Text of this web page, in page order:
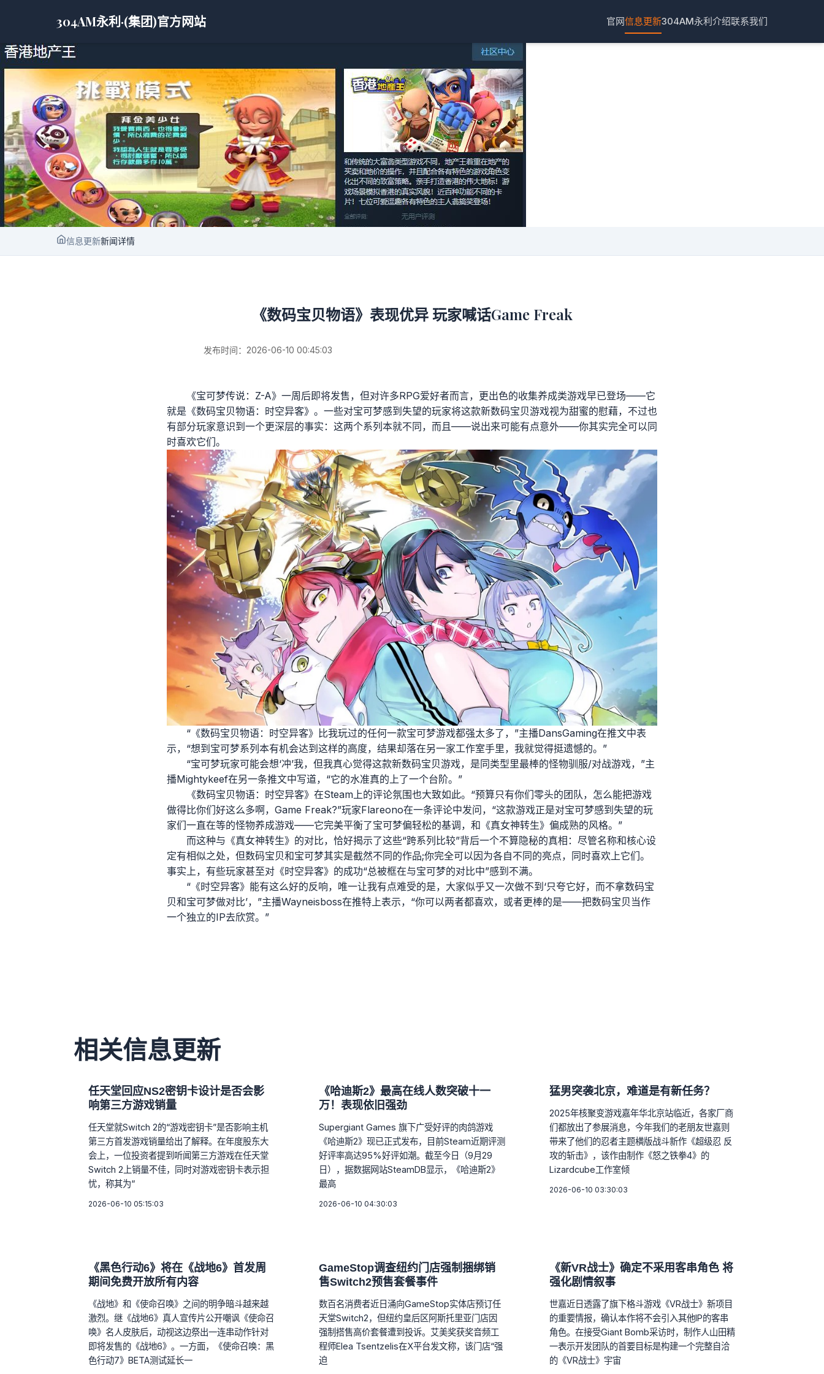
304AM永利·(集团)官方网站 官网信息更新304AM永利介绍联系我们
信息更新新闻详情
《数码宝贝物语》表现优异 玩家喊话Game Freak
发布时间：2026-06-10 00:45:03
《宝可梦传说：Z-A》一周后即将发售，但对许多RPG爱好者而言，更出色的收集养成类游戏早已登场——它
就是《数码宝贝物语：时空异客》。一些对宝可梦感到失望的玩家将这款新数码宝贝游戏视为甜蜜的慰藉，不过也
有部分玩家意识到一个更深层的事实：这两个系列本就不同，而且——说出来可能有点意外——你其实完全可以同
时喜欢它们。
“《数码宝贝物语：时空异客》比我玩过的任何一款宝可梦游戏都强太多了，”主播DansGaming在推文中表
示，“想到宝可梦系列本有机会达到这样的高度，结果却落在另一家工作室手里，我就觉得挺遗憾的。”
“宝可梦玩家可能会想‘冲’我，但我真心觉得这款新数码宝贝游戏，是同类型里最棒的怪物驯服/对战游戏，”主
播Mightykeef在另一条推文中写道，“它的水准真的上了一个台阶。”
《数码宝贝物语：时空异客》在Steam上的评论氛围也大致如此。“预算只有你们零头的团队，怎么能把游戏
做得比你们好这么多啊，Game Freak?”玩家Flareono在一条评论中发问，“这款游戏正是对宝可梦感到失望的玩
家们一直在等的怪物养成游戏——它完美平衡了宝可梦偏轻松的基调，和《真女神转生》偏成熟的风格。”
而这种与《真女神转生》的对比，恰好揭示了这些“跨系列比较”背后一个不算隐秘的真相：尽管名称和核心设
定有相似之处，但数码宝贝和宝可梦其实是截然不同的作品;你完全可以因为各自不同的亮点，同时喜欢上它们。
事实上，有些玩家甚至对《时空异客》的成功“总被框在与宝可梦的对比中”感到不满。
“《时空异客》能有这么好的反响，唯一让我有点难受的是，大家似乎又一次做不到‘只夸它好，而不拿数码宝
贝和宝可梦做对比’，”主播Wayneisboss在推特上表示，“你可以两者都喜欢，或者更棒的是——把数码宝贝当作
一个独立的IP去欣赏。”
相关信息更新
任天堂回应NS2密钥卡设计是否会影
响第三方游戏销量
任天堂就Switch 2的“游戏密钥卡”是否影响主机
第三方首发游戏销量给出了解释。在年度股东大
会上，一位投资者提到听闻第三方游戏在任天堂
Switch 2上销量不佳，同时对游戏密钥卡表示担
忧，称其为“
2026-06-10 05:15:03
《哈迪斯2》最高在线人数突破十一
万！表现依旧强劲
Supergiant Games 旗下广受好评的肉鸽游戏
《哈迪斯2》现已正式发布，目前Steam近期评测
好评率高达95%好评如潮。截至今日（9月29
日），据数据网站SteamDB显示，《哈迪斯2》
最高
2026-06-10 04:30:03
猛男突袭北京，难道是有新任务？
2025年核聚变游戏嘉年华北京站临近，各家厂商
们都放出了参展消息，今年我们的老朋友世嘉则
带来了他们的忍者主题横版战斗新作《超级忍 反
攻的斩击》，该作由制作《怒之铁拳4》的
Lizardcube工作室倾
2026-06-10 03:30:03
《黑色行动6》将在《战地6》首发周
期间免费开放所有内容
《战地》和《使命召唤》之间的明争暗斗越来越
激烈。继《战地6》真人宣传片公开嘲讽《使命召
唤》名人皮肤后，动视这边祭出一连串动作针对
即将发售的《战地6》。一方面，《使命召唤：黑
色行动7》BETA测试延长一
GameStop调查纽约门店强制捆绑销
售Switch2预售套餐事件
数百名消费者近日涌向GameStop实体店预订任
天堂Switch2，但纽约皇后区阿斯托里亚门店因
强制搭售高价套餐遭到投诉。艾美奖获奖音频工
程师Elea Tsentzelis在X平台发文称，该门店“强
迫
《新VR战士》确定不采用客串角色 将
强化剧情叙事
世嘉近日透露了旗下格斗游戏《VR战士》新项目
的重要情报，确认本作将不会引入其他IP的客串
角色。在接受Giant Bomb采访时，制作人山田精
一表示开发团队的首要目标是构建一个完整自洽
的《VR战士》宇宙